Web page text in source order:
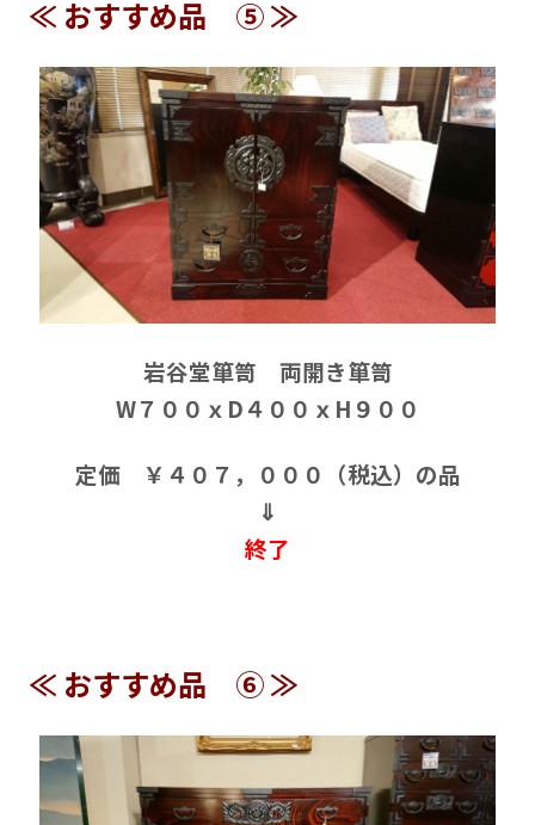
≪ おすすめ品 ⑤ ≫
岩谷堂箪笥 両開き箪笥
W７００ｘD４００ｘH９００
定価 ￥４０７，０００（税込）の品
⇓
終了
≪ おすすめ品 ⑥ ≫